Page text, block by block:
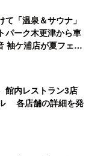
て「温泉＆サウナ」
パーク木更津から車
ケ浦店が夏フェア
館内レストラン3店
各店舗の詳細を発